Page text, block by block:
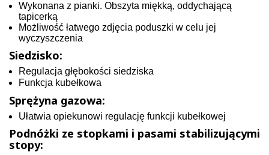
Wykonana z pianki. Obszyta miękką, oddychającą
tapicerką
Możliwość łatwego zdjęcia poduszki w celu jej
wyczyszczenia
Siedzisko:
Regulacja głębokości siedziska
Funkcja kubełkowa
Sprężyna gazowa:
Ułatwia opiekunowi regulację funkcji kubełkowej
Podnóżki ze stopkami i pasami stabilizującymi
stopy: